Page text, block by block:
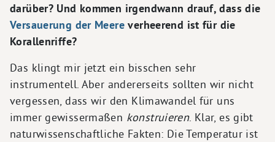
darüber? Und kommen irgendwann drauf, dass die
Versauerung der Meereverheerend ist für die
Korallenriffe?
Das klingt mir jetzt ein bisschen sehr
instrumentell. Aber andererseits sollten wir nicht
vergessen, dass wir den Klimawandel für uns
immer gewissermaßen konstruieren. Klar, es gibt
naturwissenschaftliche Fakten: Die Temperatur ist